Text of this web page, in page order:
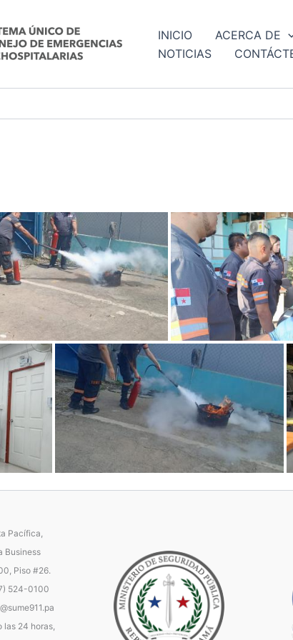
INICIO ACERCA DE
NOTICIAS
Pacífica,
Business
Piso #26.
524-0100
las 24 horas,